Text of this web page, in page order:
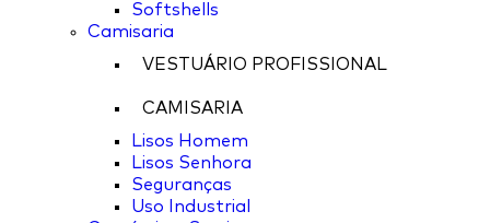
Softshells
Camisaria
VESTUÁRIO PROFISSIONAL
CAMISARIA
Lisos Homem
Lisos Senhora
Seguranças
Uso Industrial